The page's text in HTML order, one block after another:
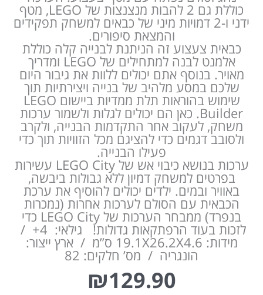
כוללת גם 2 להבות מנצנצות של LEGO, מטף
ידני ו-2 דמויות מיני של כבאים למשחק תפקידים
והמצאת סיפורים.
כבאית צעצוע זה הניתנת לבנייה קלה כוללת
אלמנט לבנה למתחילים של LEGO ומדריך
מאויר. בנוסף אתם יכולים ללוות את גיבור היום
שלכם במסע מלהיב של בנייה ויצירתיות תוך
שימוש בהוראות תלת ממדיות ביישום LEGO
Builder. כאן הם יכולים לגלות ולשמור ערכות
משחק, לעקוב אחר התקדמות הבנייה, ולקרב
ולסובב דגמים כדי להציגם מכל הזוויות תוך כדי
פעילו הבנייה.
ערכות בנושא כיבוי אש של LEGO City עשירות
בפרטים למשחק דמיון ללא גבולות ביבשה,
באוויר ובמים. ילדים יכולים להוסיף את ערכת
הכבאית עם הסולם לערכות אחרות (נמכרות
בנפרד) ממבחר הערכות של LEGO City כדי
לזכות בעוד הרפתקאות גדולות! גילאי: 4+ /
מידות: 19.1X26.2X4.6 ס”מ / ארץ ייצור:
הונגריה / מס’ חלקים: 82
₪129.90